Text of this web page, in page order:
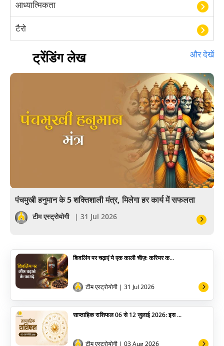
आध्यात्मिकता
टैरो
हस्तरेखा शास्त्र
बॉलीवुड
खेल
सेलिब्रिटी
योग
अन्य
ट्रेंडिंग लेख और देखें
पंचमुखी हनुमान के 5 शक्तिशाली मंत्र, मिलेगा हर कार्य में सफलता
टीम एस्ट्रोयोगी | 31 Jul 2026
शिवलिंग पर चढ़ाएं ये एक काली चीज़: करियर क...
टीम एस्ट्रोयोगी | 31 Jul 2026
साप्ताहिक राशिफल 06 से 12 जुलाई 2026: इस ...
टीम एस्ट्रोयोगी | 03 Aug 2026